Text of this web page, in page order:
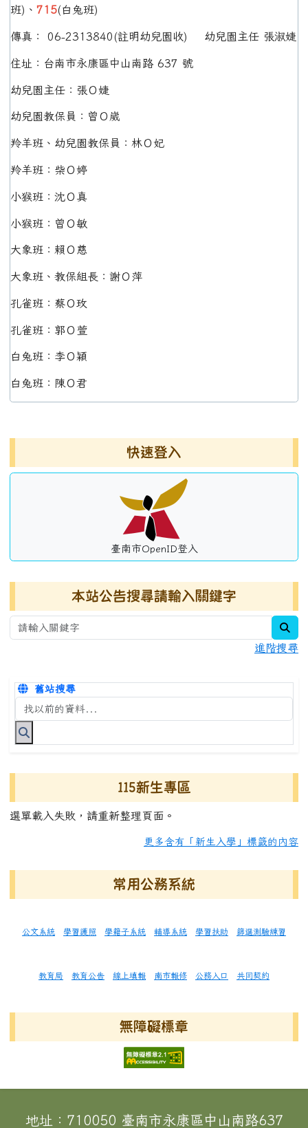
班)、 715(白兔班)
傳真： 06-2313840(註明幼兒園收) 幼兒園主任 張淑婕
住址：台南市永康區中山南路 637 號
幼兒園主任：張Ｏ婕
幼兒園教保員：曾Ｏ崴
羚羊班、幼兒園教保員：林Ｏ妃
羚羊班：柴Ｏ婷
小猴班：沈Ｏ真
小猴班：曾Ｏ敏
大象班：賴Ｏ慈
大象班、教保組長：謝Ｏ萍
孔雀班：蔡Ｏ玫
孔雀班：郭Ｏ萱
白兔班：李Ｏ穎
白兔班：陳Ｏ君
快速登入
臺南市OpenID登入
本站公告搜尋請輸入關鍵字
進階搜尋
舊站搜尋
搜尋台南市永康國小全球資訊網關鍵字
115新生專區
選單載入失敗，請重新整理頁面。
更多含有「新生入學」標籤的內容
常用公務系統
公文系統 學習護照 學籍子系統 輔導系統 學習扶助 篩選測驗練習
教育局 教育公告 線上填報 南市報修 公務入口 共同契約
無障礙標章
頁尾區域內容
地址：710050 臺南市永康區中山南路637